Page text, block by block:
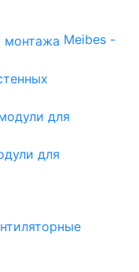
Meibes -
для
для